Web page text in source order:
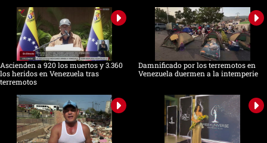
Ascienden a 920 los muertos y 3.360
los heridos en Venezuela tras
terremotos
Damnificado por los terremotos en
Venezuela duermen a la intemperie